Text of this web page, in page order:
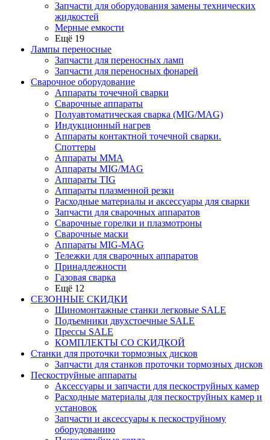
Запчасти для оборудования замены технических
жидкостей
Мерные емкости
Ещё 19
Лампы переносные
Запчасти для переносных ламп
Запчасти для переносных фонарей
Сварочное оборудование
Аппараты точечной сварки
Сварочные аппараты
Полуавтоматическая сварка (MIG/MAG)
Индукционный нагрев
Аппараты контактной точечной сварки.
Споттеры
Аппараты MMA
Аппараты MIG/MAG
Аппараты TIG
Аппараты плазменной резки
Расходные материалы и аксессуары для сварки
Запчасти для сварочных аппаратов
Сварочные горелки и плазмотроны
Сварочные маски
Аппараты MIG-MAG
Тележки для сварочных аппаратов
Принадлежности
Газовая сварка
Ещё 12
СЕЗОННЫЕ СКИДКИ
Шиномонтажные станки легковые SALE
Подъемники двухстоечные SALE
Прессы SALE
КОМПЛЕКТЫ СО СКИДКОЙ
Станки для проточки тормозных дисков
Запчасти для станков проточки тормозных дисков
Пескоструйные аппараты
Аксессуары и запчасти для пескоструйных камер
Расходные материалы для пескоструйных камер и
установок
Запчасти и аксессуары к пескоструйному
оборудованию